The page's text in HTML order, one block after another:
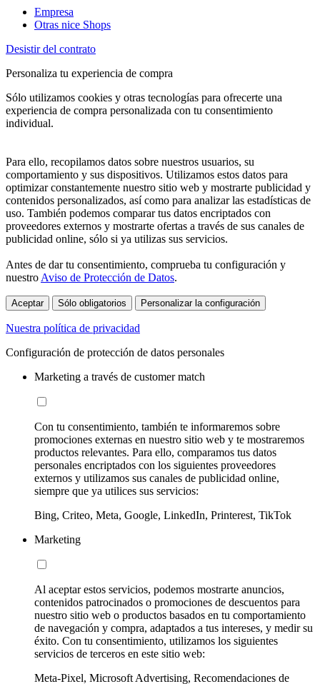
Empresa
Otras nice Shops
Desistir del contrato
Personaliza tu experiencia de compra
Sólo utilizamos cookies y otras tecnologías para ofrecerte una
experiencia de compra personalizada con tu consentimiento
individual.
Para ello, recopilamos datos sobre nuestros usuarios, su
comportamiento y sus dispositivos. Utilizamos estos datos para
optimizar constantemente nuestro sitio web y mostrarte publicidad y
contenidos personalizados, así como para analizar las estadísticas de
uso. También podemos comparar tus datos encriptados con
proveedores externos y mostrarte ofertas a través de sus canales de
publicidad online, sólo si ya utilizas sus servicios.
Antes de dar tu consentimiento, comprueba tu configuración y
nuestroAviso de Protección de Datos.
Aceptar Sólo obligatorios Personalizar la configuración
Nuestra política de privacidad
Configuración de protección de datos personales
Marketing a través de customer match
Con tu consentimiento, también te informaremos sobre
promociones externas en nuestro sitio web y te mostraremos
productos relevantes. Para ello, comparamos tus datos
personales encriptados con los siguientes proveedores
externos y utilizamos sus canales de publicidad online,
siempre que ya utilices sus servicios:
Bing, Criteo, Meta, Google, LinkedIn, Printerest, TikTok
Marketing
Al aceptar estos servicios, podemos mostrarte anuncios,
contenidos patrocinados o promociones de descuentos para
nuestro sitio web o productos basados en tu comportamiento
de navegación y compra, adaptados a tus intereses, y medir su
éxito. Con tu consentimiento, utilizamos los siguientes
servicios de terceros en este sitio web:
Meta-Pixel, Microsoft Advertising, Recomendaciones de